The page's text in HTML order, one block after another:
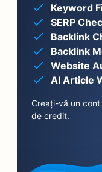
Keyword
SERP
Backlink
Backlink
Website
AI Article
Creați-vă un
de credit.